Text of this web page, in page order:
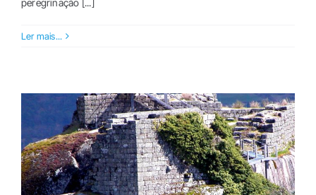
Ler mais...